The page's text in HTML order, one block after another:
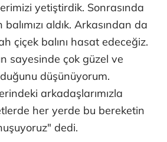
yetiştirdik. Sonrasında
aldık. Arkasından da
çiçek balını hasat edeceğiz.
sayesinde çok güzel ve
düşünüyorum.
arkadaşlarımızla
her yerde bu bereketin
dedi.